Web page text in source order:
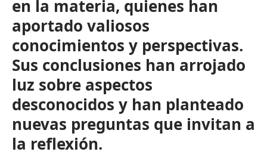
en la materia, quienes han
aportado valiosos
conocimientos y perspectivas.
Sus conclusiones han arrojado
luz sobre aspectos
desconocidos y han planteado
nuevas preguntas que invitan a
la reflexión.